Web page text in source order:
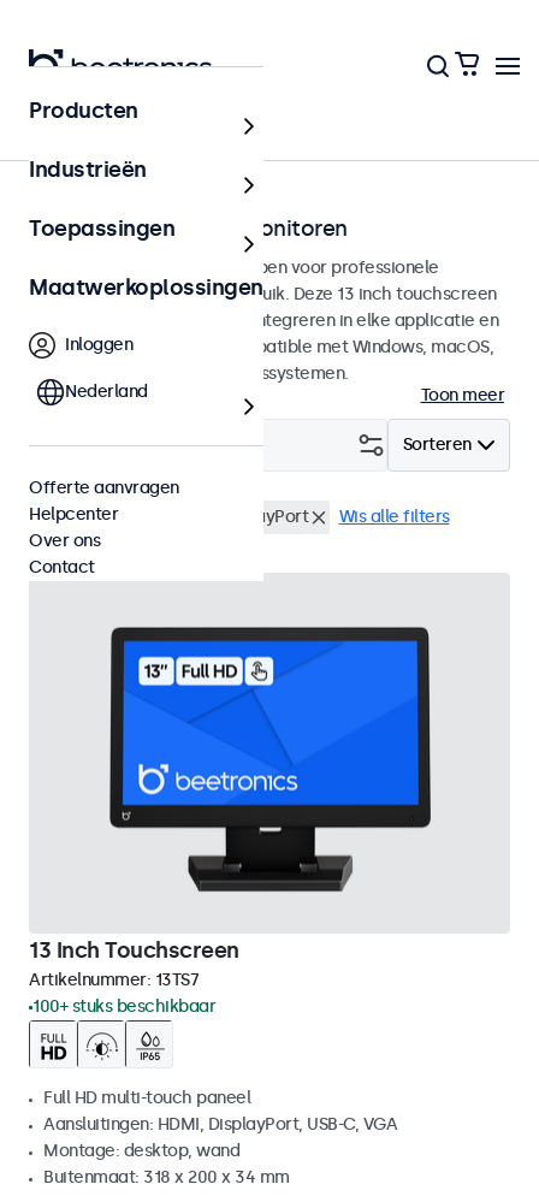
Touchscreens
13 inch touchscreen monitoren
13 inch touchscreens ontworpen voor professionele
toepassingen en continu gebruik. Deze 13 inch touchscreen
monitoren zijn eenvoudig te integreren in elke applicatie en
iedere omgeving en zijn compatible met Windows, macOS,
ChromeOS en Linux besturingssystemen.
Toon meer
Sorteren
Filter (2)
13 inch touchscreens DisplayPort Wis alle filters
13 Inch Touchscreen
Artikelnummer: 13TS7
100+ stuks beschikbaar
Full HD multi-touch paneel
Aansluitingen: HDMI, DisplayPort, USB-C, VGA
Montage: desktop, wand
Buitenmaat: 318 x 200 x 34 mm
Producten
Industrieën
Toepassingen
Maatwerkoplossingen
Inloggen
Nederland
Offerte aanvragen
Helpcenter
Over ons
Contact